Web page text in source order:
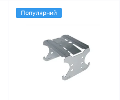
Популярний